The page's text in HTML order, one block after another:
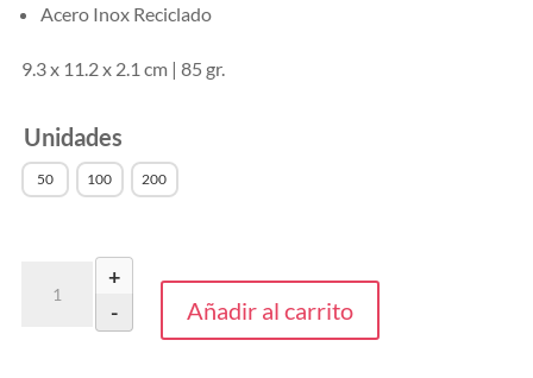
Acero Inox Reciclado
9.3 x 11.2 x 2.1 cm | 85 gr.
Unidades
50 100 200
Lindog
-
+
Añadir al carrito